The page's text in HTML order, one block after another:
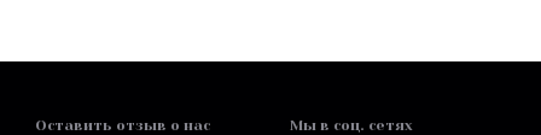
Оставить отзыв о нас Мы в соц. сетях